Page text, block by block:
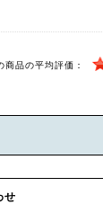
商品の平均評価：
せ